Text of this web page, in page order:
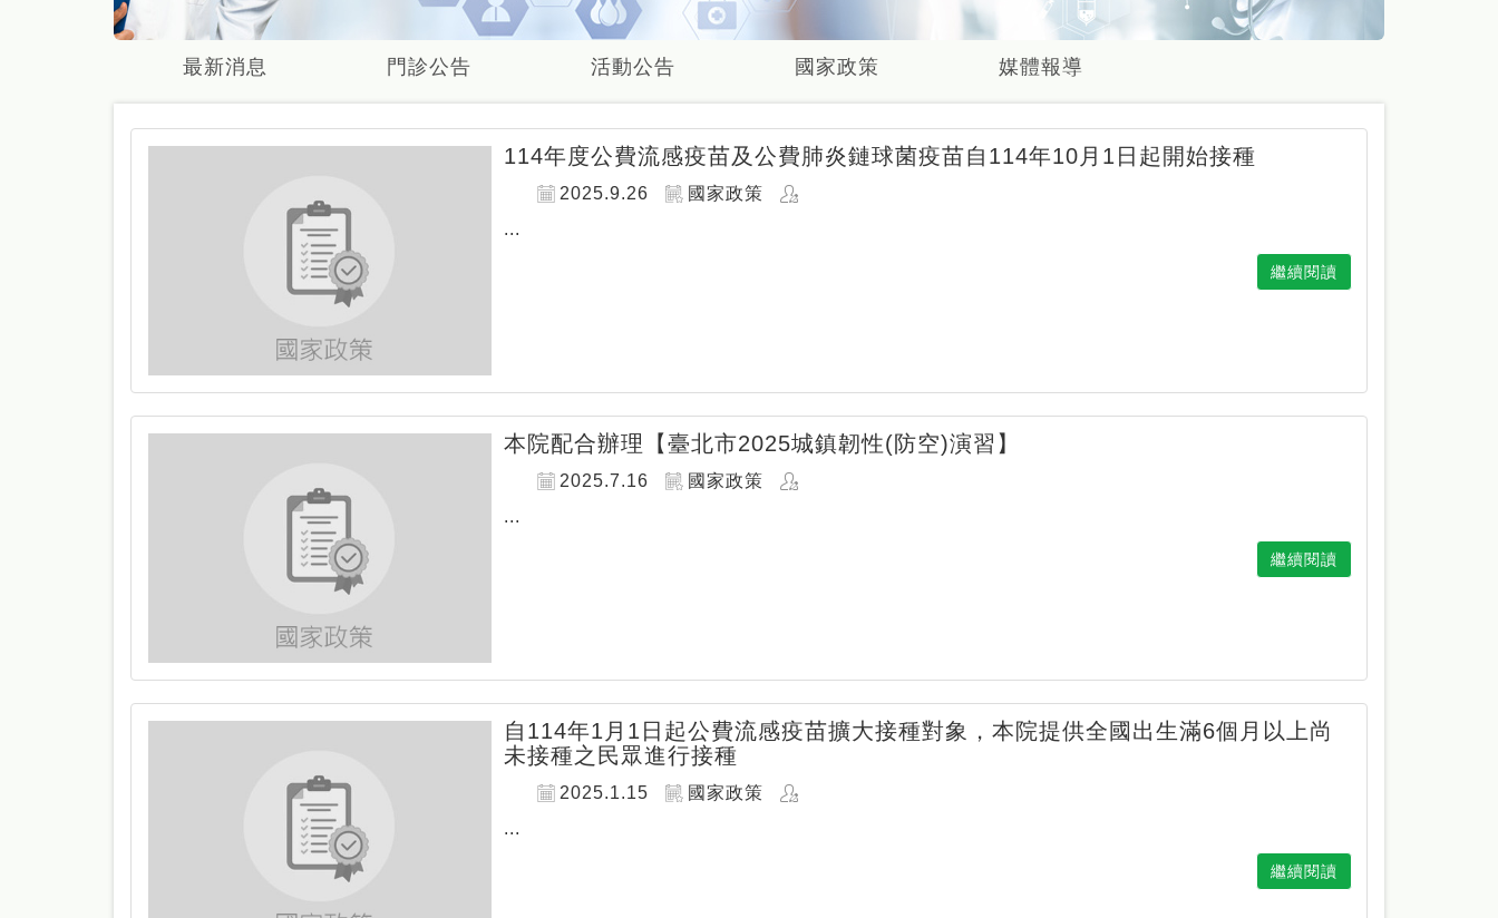
最新消息 門診公告 活動公告 國家政策 媒體報導
114年度公費流感疫苗及公費肺炎鏈球菌疫苗自114年10月1日起開始接種
2025.9.26
國家政策
...
繼續閱讀
本院配合辦理【臺北市2025城鎮韌性(防空)演習】
2025.7.16
國家政策
...
繼續閱讀
自114年1月1日起公費流感疫苗擴大接種對象，本院提供全國出生滿6個月以上尚
未接種之民眾進行接種
2025.1.15
國家政策
...
繼續閱讀